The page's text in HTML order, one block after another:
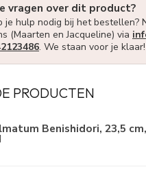
vragen over dit product?
je hulp nodig bij het bestellen?
(Maarten en Jacqueline) via
. We staan voor je klaar!
PRODUCTEN
Benishidori, 23,5